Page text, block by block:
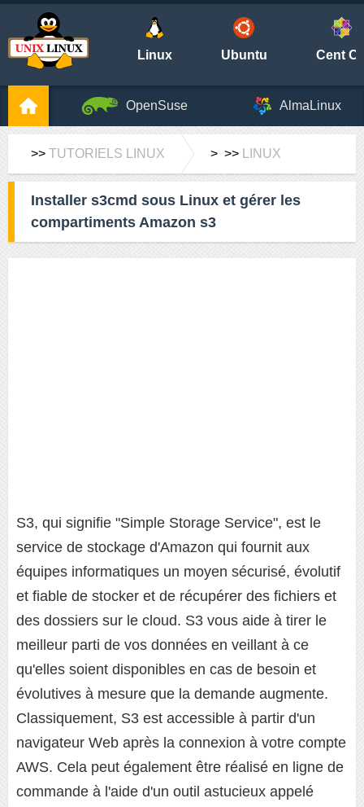
Linux Ubuntu Cent
OpenSuse AlmaLinux
>> TUTORIELS LINUX > >> LINUX
Installer s3cmd sous Linux et gérer les
compartiments Amazon s3
S3, qui signifie "Simple Storage Service", est le
service de stockage d'Amazon qui fournit aux
équipes informatiques un moyen sécurisé, évolutif
et fiable de stocker et de récupérer des fichiers et
des dossiers sur le cloud. S3 vous aide à tirer le
meilleur parti de vos données en veillant à ce
qu'elles soient disponibles en cas de besoin et
évolutives à mesure que la demande augmente.
Classiquement, S3 est accessible à partir d'un
navigateur Web après la connexion à votre compte
AWS. Cela peut également être réalisé en ligne de
commande à l'aide d'un outil astucieux appelé